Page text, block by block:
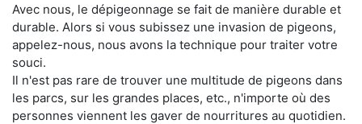
Avec nous, le dépigeonnage se fait de manière durable et
durable. Alors si vous subissez une invasion de pigeons,
appelez-nous, nous avons la technique pour traiter votre
souci.
Il n'est pas rare de trouver une multitude de pigeons dans
les parcs, sur les grandes places, etc., n'importe où des
personnes viennent les gaver de nourritures au quotidien.